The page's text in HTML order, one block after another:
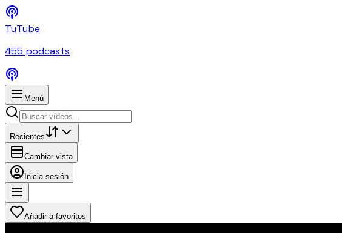
TuTube
455 podcasts
Menú
Recientes
Cambiar vista
Inicia sesión
Añadir a favoritos